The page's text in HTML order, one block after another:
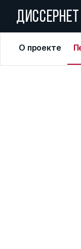
ДИССЕРНЕТ
О проекте